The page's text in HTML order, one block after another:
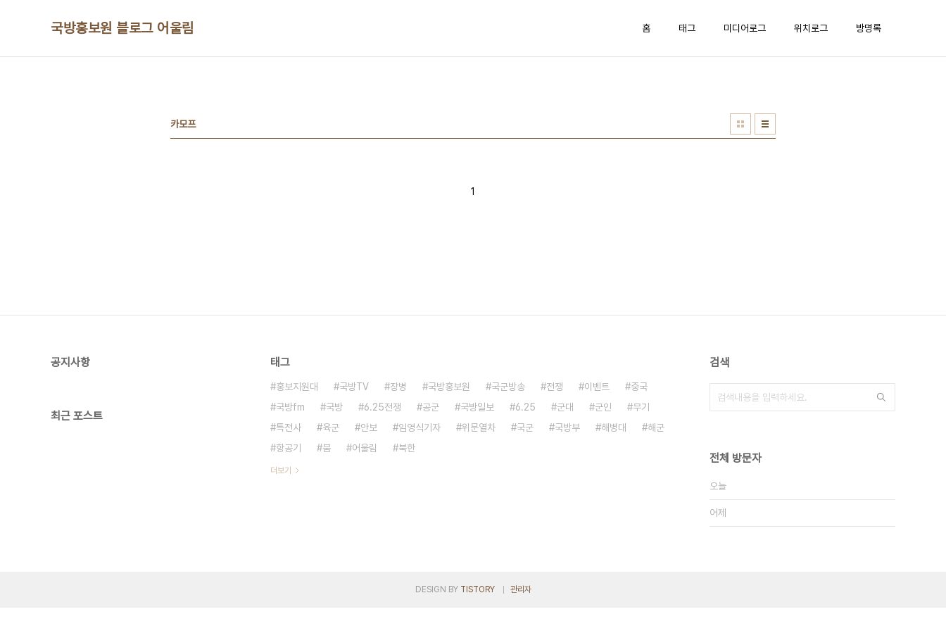
국방홍보원 블로그 어울림 홈 태그 미디어로그 위치로그 방명록
카모프
1
공지사항
최근 포스트
태그
홍보지원대 국방TV 장병 국방홍보원 국군방송 전쟁 이벤트
중국
국방fm
국방 6.25전쟁 공군 국방일보 6.25 군대 군인
무기
특전사
육군 안보 임영식기자 위문열차 국군 국방부 해병대
해군
항공기
붐 어울림 북한
더보기
검색
전체 방문자
오늘
어제
DESIGN BY TISTORY 관리자